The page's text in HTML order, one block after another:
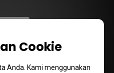
Cookie
Anda. Kami menggunakan